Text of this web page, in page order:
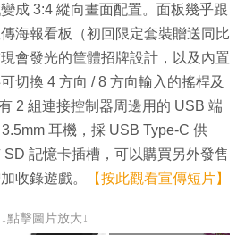
成 3:4 縱向畫面配置。面板幾乎跟
海報看板（初回限定套裝贈送同比
會發光的筐體招牌設計，以及內置
切換 4 方向 / 8 方向輸入的搖桿及
2 組連接控制器周邊用的 USB 端
耳機，採 USB Type-C 供
記憶卡插槽，可以購買另外發售
收錄遊戲。
【按此觀看宣傳短片】
↓點擊圖片放大↓